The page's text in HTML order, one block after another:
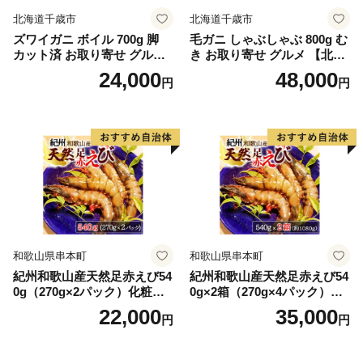
北海道千歳市
ズワイガニ ボイル 700g 脚
カット済 お取り寄せ グルメ
【北海道】【札幌バルナバフ
24,000円
北海道千歳市
毛ガニ しゃぶしゃぶ 800g む
き お取り寄せ グルメ 【北海
道】【札幌バルナバフーズ】
48,000円
和歌山県串本町
紀州和歌山産天然足赤えび54
0g（270g×2パック）化粧箱
入 ※2026年12月上旬〜2027
年2月上旬頃順次発送予定
22,000円
和歌山県串本町
紀州和歌山産天然足赤えび54
0g×2箱（270g×4パック）化
粧箱入 ※2026年12月上旬〜2
027年2月上旬頃順次発送予定
35,000円